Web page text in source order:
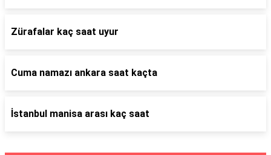
Zürafalar kaç saat uyur
Cuma namazı ankara saat kaçta
İstanbul manisa arası kaç saat